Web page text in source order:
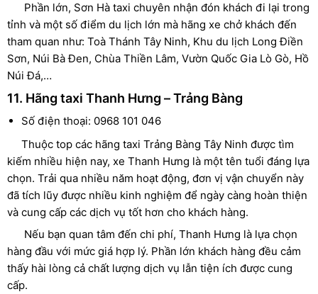
Phần lớn, Sơn Hà taxi chuyên nhận đón khách đi lại trong
tỉnh và một số điểm du lịch lớn mà hãng xe chở khách đến
tham quan như: Toà Thánh Tây Ninh, Khu du lịch Long Điền
Sơn, Núi Bà Đen, Chùa Thiền Lâm, Vườn Quốc Gia Lò Gò, Hồ
Núi Đá,…
11. Hãng taxi Thanh Hưng – Trảng Bàng
Số điện thoại: 0968 101 046
Thuộc top các hãng taxi Trảng Bàng Tây Ninh được tìm
kiếm nhiều hiện nay, xe Thanh Hưng là một tên tuổi đáng lựa
chọn. Trải qua nhiều năm hoạt động, đơn vị vận chuyển này
đã tích lũy được nhiều kinh nghiệm để ngày càng hoàn thiện
và cung cấp các dịch vụ tốt hơn cho khách hàng.
Nếu bạn quan tâm đến chi phí, Thanh Hưng là lựa chọn
hàng đầu với mức giá hợp lý. Phần lớn khách hàng đều cảm
thấy hài lòng cả chất lượng dịch vụ lẫn tiện ích được cung
cấp.